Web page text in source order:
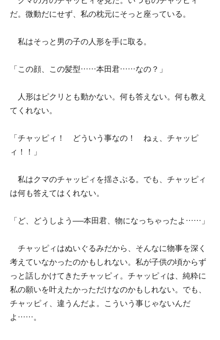
だ。微動だにせず、私の枕元にそっと座っている。
私はそっと男の子の人形を手に取る。
「この顔、この髪型……本田君……なの？」
人形はピクリとも動かない。何も答えない。何も教え
てくれない。
「チャッピィ！ どういう事なの！ ねぇ、チャッピ
ィ！！」
私はクマのチャッピィを揺さぶる。でも、チャッピィ
は何も答えてはくれない。
「ど、どうしよう──本田君、物になっちゃったよ……」
チャッピィはぬいぐるみだから、そんなに物事を深く
考えていなかったのかもしれない。私が子供の頃からず
っと話しかけてきたチャッピィ。チャッピィは、純粋に
私の願いを叶えたかっただけなのかもしれない。でも、
チャッピィ、違うんだよ。こういう事じゃないんだ
よ……。